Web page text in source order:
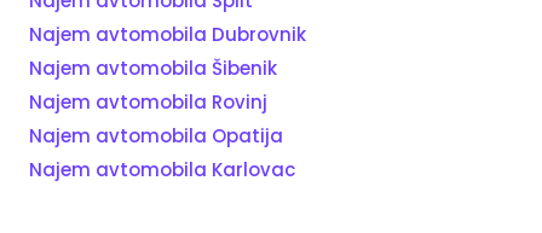
Najem avtomobila Dubrovnik
Najem avtomobila Šibenik
Najem avtomobila Rovinj
Najem avtomobila Opatija
Najem avtomobila Karlovac